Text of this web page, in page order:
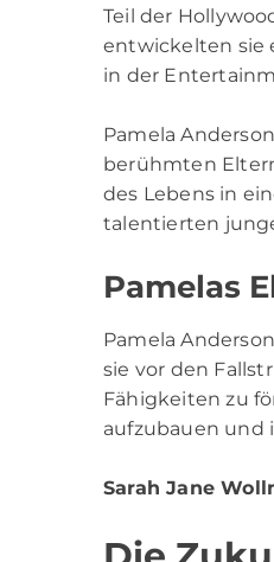
Teil der
entwickelten sie
in der
Pamela
berühmten
des Lebens in
talentierten
Pamelas
Pamela
sie vor den
Fähigkeiten zu
aufzubauen und
Sarah Jane